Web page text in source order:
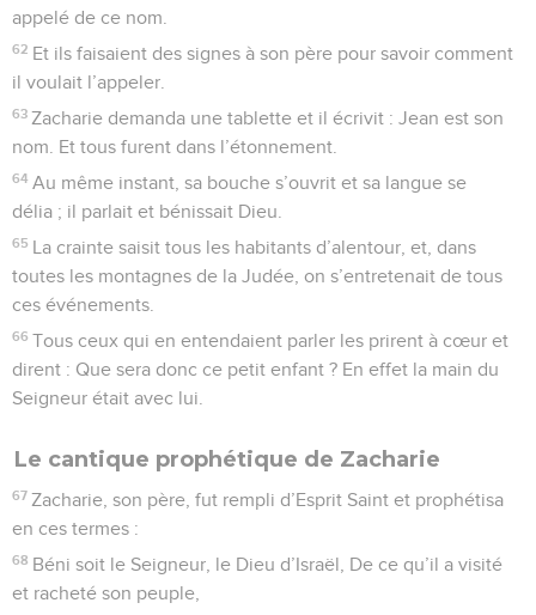
appelé de ce nom.
62 Et ils faisaient des signes à son père pour savoir comment
il voulait l’appeler.
63 Zacharie demanda une tablette et il écrivit : Jean est son
nom. Et tous furent dans l’étonnement.
64 Au même instant, sa bouche s’ouvrit et sa langue se
délia ; il parlait et bénissait Dieu.
65 La crainte saisit tous les habitants d’alentour, et, dans
toutes les montagnes de la Judée, on s’entretenait de tous
ces événements.
66 Tous ceux qui en entendaient parler les prirent à cœur et
dirent : Que sera donc ce petit enfant ? En effet la main du
Seigneur était avec lui.
Le cantique prophétique de Zacharie
67 Zacharie, son père, fut rempli d’Esprit Saint et prophétisa
en ces termes :
68 Béni soit le Seigneur, le Dieu d’Israël, De ce qu’il a visité
et racheté son peuple,